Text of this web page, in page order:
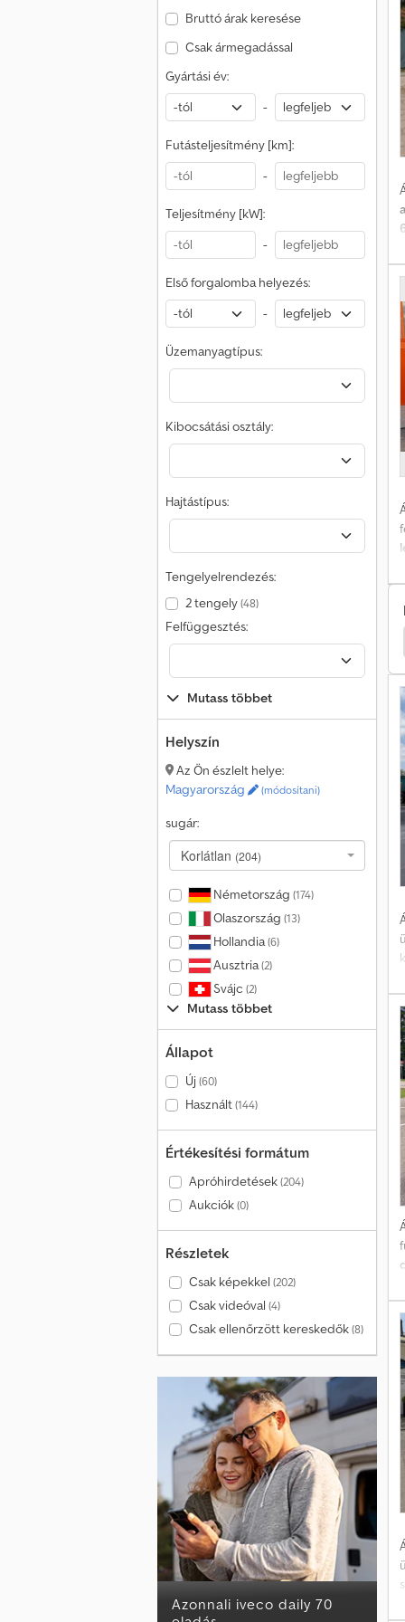
Bruttó árak keresése
Csak ármegadással
Gyártási év:
-
Futásteljesítmény [km]:
-
Teljesítmény [kW]:
-
Első forgalomba helyezés:
-
Üzemanyagtípus:
Kibocsátási osztály:
Hajtástípus:
Tengelyelrendezés:
2 tengely(48)
Felfüggesztés:
Mutass többet
Helyszín
Az Ön észlelt helye:
Magyarország
(módosítani)
sugár:
Korlátlan (204)
Németország (174)
Olaszország (13)
Hollandia(6)
Ausztria(2)
Svájc (2)
Mutass többet
Állapot
Új(60)
Használt(144)
Értékesítési formátum
Apróhirdetések(204)
Aukciók(0)
Részletek
Csak képekkel (202)
Csak videóval (4)
Csak ellenőrzött kereskedők(8)
Azonnali iveco daily 70
6
Fuso Teherautó Fuso Automentő